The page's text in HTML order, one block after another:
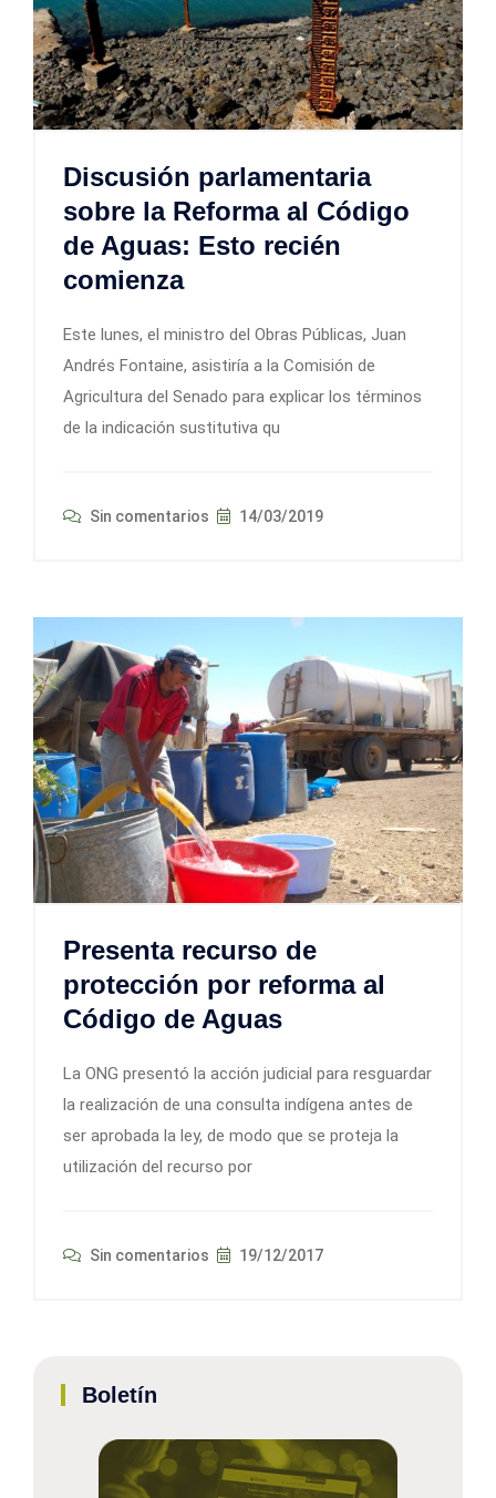
Discusión parlamentaria
sobre la Reforma al Código
de Aguas: Esto recién
comienza
Este lunes, el ministro del Obras Públicas, Juan
Andrés Fontaine, asistiría a la Comisión de
Agricultura del Senado para explicar los términos
de la indicación sustitutiva qu
Sin comentarios 14/03/2019
Presenta recurso de
protección por reforma al
Código de Aguas
La ONG presentó la acción judicial para resguardar
la realización de una consulta indígena antes de
ser aprobada la ley, de modo que se proteja la
utilización del recurso por
Sin comentarios 19/12/2017
Boletín